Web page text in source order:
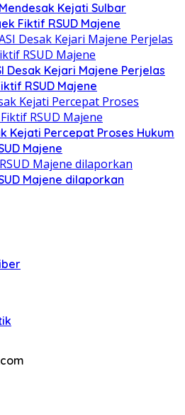
Kejati Sulbar
Fiktif RSUD Majene
Desak Kejari Majene Perjelas
RSUD Majene
Kejati Percepat Proses Hukum
Majene
Majene dilaporkan